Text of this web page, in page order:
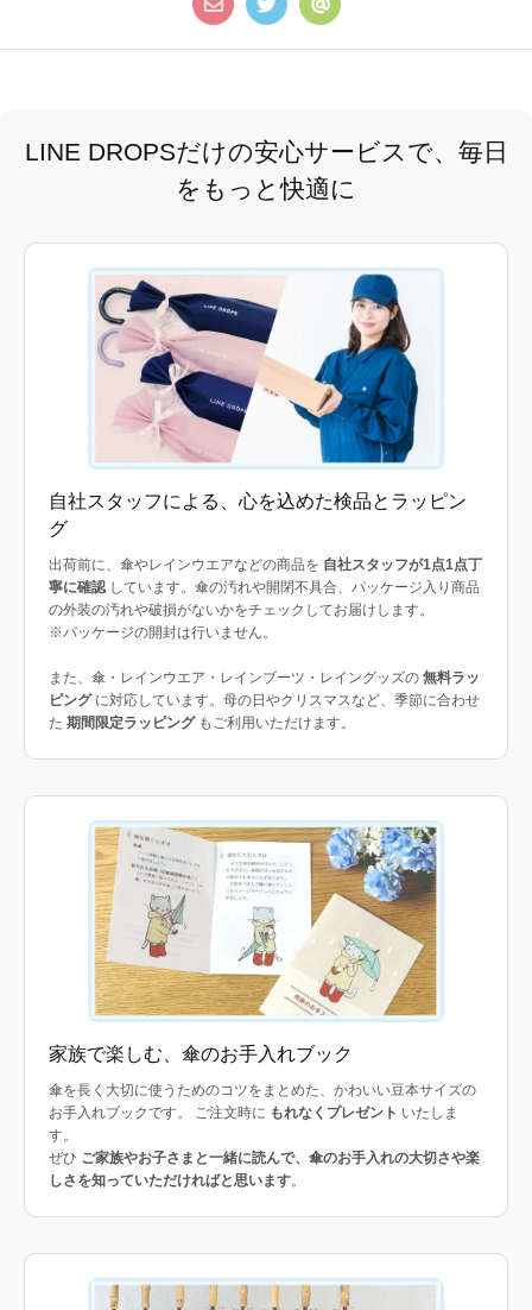
LINE DROPSだけの安心サービスで、毎日
をもっと快適に
自社スタッフによる、心を込めた検品とラッピン
グ
出荷前に、傘やレインウエアなどの商品を 自社スタッフが1点1点丁
寧に確認しています。傘の汚れや開閉不具合、パッケージ入り商品
の外装の汚れや破損がないかをチェックしてお届けします。
※パッケージの開封は行いません。
また、傘・レインウエア・レインブーツ・レイングッズの 無料ラッ
ピングに対応しています。母の日やクリスマスなど、季節に合わせ
た 期間限定ラッピングもご利用いただけます。
家族で楽しむ、傘のお手入れブック
傘を長く大切に使うためのコツをまとめた、かわいい豆本サイズの
お手入れブックです。 ご注文時に もれなくプレゼント いたしま
す。
ぜひ ご家族やお子さまと一緒に読んで、傘のお手入れの大切さや楽
しさを知っていただければと思います。